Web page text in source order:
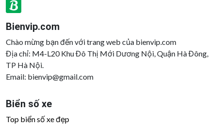
Bienvip.com
Chào mừng bạn đến với trang web của bienvip.com
Địa chỉ: M4-L20 Khu Đô Thị Mới Dương Nội, Quận Hà Đông,
TP Hà Nội.
Email: bienvip@gmail.com
Biển số xe
Top biển số xe đẹp